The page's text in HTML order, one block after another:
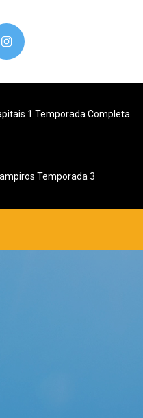
1 Temporada Completa
Temporada 3